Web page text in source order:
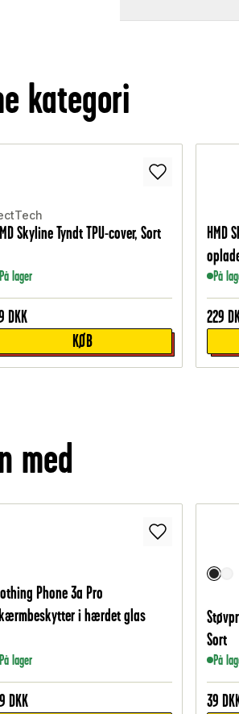
kategori
Skyline Tyndt TPU-cover, Sort
På lager
DKK
KØB
HMD
På
229
med
Phone 3a Pro
i hærdet glas
På lager
DKK
Sort
På
39